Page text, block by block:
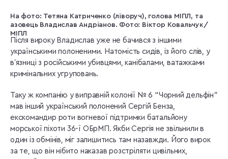
На фото: Тетяна Катриченко (ліворуч), голова МІПЛ, та
азовець Владислав Андріанов. Фото: Віктор Ковальчук/
МІПЛ
Після вироку Владислав уже не бачився з іншими
українськими полоненими. Натомість сидів, із його слів, у
вʼязниці з російськими убивцями, канібалами, ватажками
кримінальних угруповань.
Таку ж компанію у виправній колонії № 6 “Чорний дельфін”
мав інший український полонений Сергій Бенза,
екскомандир роти вогневої підтримки батальйону
морської піхоти 36-ї ОБрМП. Якби Сергія не звільнили в
один із обмінів, міг залишитись там назавжди. Його вирок
за те, що він нібито наказав розстріляти цивільних,